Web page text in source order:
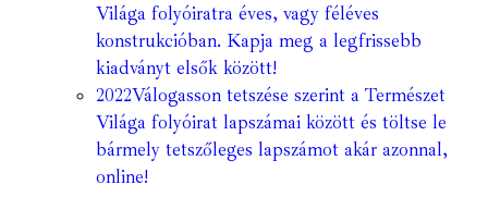
Világa folyóiratra éves, vagy féléves
konstrukcióban. Kapja meg a legfrissebb
kiadványt elsők között!
2022Válogasson tetszése szerint a Természet
Világa folyóirat lapszámai között és töltse le
bármely tetszőleges lapszámot akár azonnal,
online!